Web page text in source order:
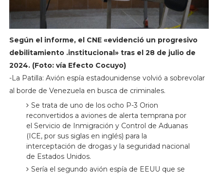
Según el informe, el CNE «evidenció un progresivo
debilitamiento .institucional» tras el 28 de julio de
2024. (Foto: vía Efecto Cocuyo)
-La Patilla: Avión espía estadounidense volvió a sobrevolar
al borde de Venezuela en busca de criminales.
Se trata de uno de los ocho P-3 Orion
reconvertidos a aviones de alerta temprana por
el Servicio de Inmigración y Control de Aduanas
(ICE, por sus siglas en inglés) para la
interceptación de drogas y la seguridad nacional
de Estados Unidos.
Sería el segundo avión espía de EEUU que se